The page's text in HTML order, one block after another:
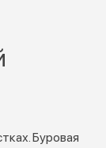
Буровая